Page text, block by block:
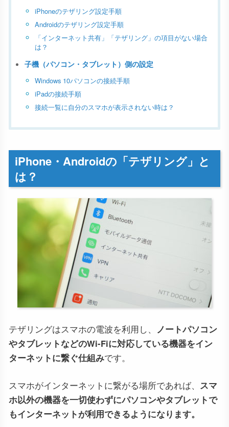
iPhoneのテザリング設定手順
Androidのテザリング設定手順
「インターネット共有」「テザリング」の項目がない場合
は？
子機（パソコン・タブレット）側の設定
Windows 10パソコンの接続手順
iPadの接続手順
接続一覧に自分のスマホが表示されない時は？
iPhone・Androidの「テザリング」と
は？
テザリングはスマホの電波を利用し、
ノートパソコン
やタブレットなどのWi-Fiに対応している機器をイン
ターネットに繋ぐ仕組みです。
スマホがインターネットに繋がる場所であれば、 スマ
ホ以外の機器を一切使わずにパソコンやタブレットで
もインターネットが利用できるようになります。